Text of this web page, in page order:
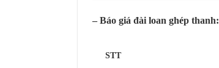
– Báo giá đài loan ghép thanh:
STT